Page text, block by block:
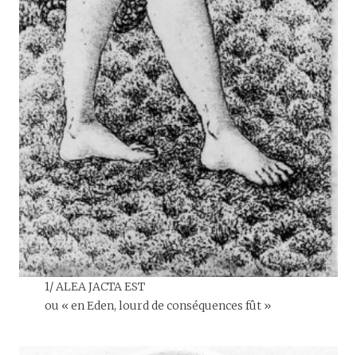
1/ ALEA JACTA EST
ou « en Eden, lourd de conséquences fût »